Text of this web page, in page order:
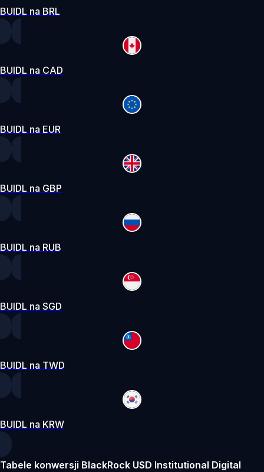
BUIDL na BRL
BUIDL na CAD
BUIDL na EUR
BUIDL na GBP
BUIDL na RUB
BUIDL na SGD
BUIDL na TWD
BUIDL na KRW
Tabele konwersji BlackRock USD Institutional Digital